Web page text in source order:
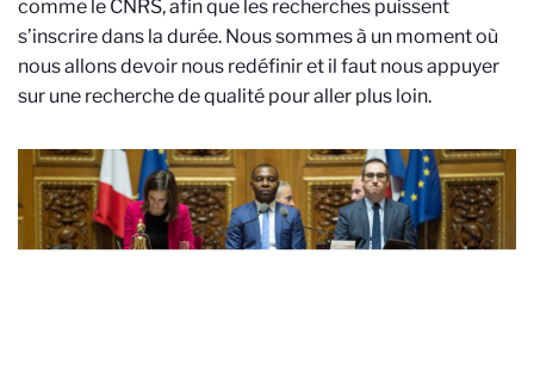
comme le CNRS, afin que les recherches puissent
s’inscrire dans la durée. Nous sommes à un moment où
nous allons devoir nous redéfinir et il faut nous appuyer
sur une recherche de qualité pour aller plus loin.